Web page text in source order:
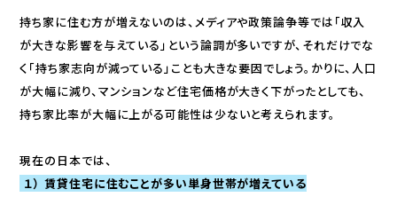
持ち家に住む方が増えないのは、メディアや政策論争等では「収入
が大きな影響を与えている」という論調が多いですが、それだけでな
く「持ち家志向が減っている」ことも大きな要因でしょう。かりに、人口
が大幅に減り、マンションなど住宅価格が大きく下がったとしても、
持ち家比率が大幅に上がる可能性は少ないと考えられます。
現在の日本では、
１） 賃貸住宅に住むことが多い単身世帯が増えている